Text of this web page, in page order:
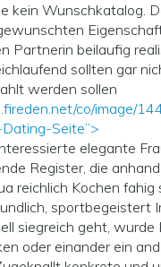
kein Wunschkatalog.
Partnerin beilaufig
sollten gar
werden sollen
co/image/
Seite”>
elegante
Register, die
reichlich Kochen
sportbegeistert
siegreich geht, wurde
oder einander ein